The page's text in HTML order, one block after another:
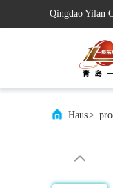
Qingdao Yilan
Haus>